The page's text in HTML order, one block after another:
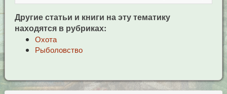
Другие статьи и книги на эту тематику
находятся в рубриках:
Охота
Рыболовство